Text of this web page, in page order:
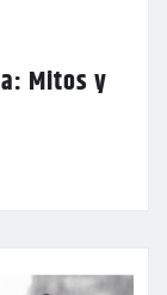
Mitos y